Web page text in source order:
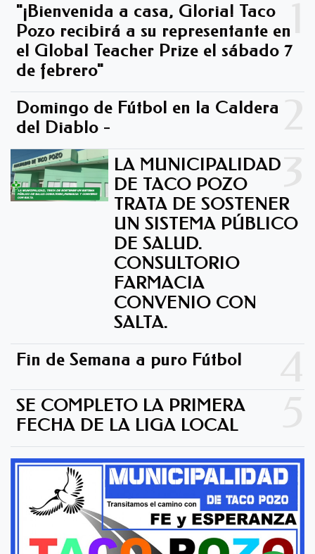
"¡Bienvenida a casa, Gloria! Taco
Pozo recibirá a su representante en
el Global Teacher Prize el sábado 7
de febrero"
Domingo de Fútbol en la Caldera
del Diablo -
LA MUNICIPALIDAD
DE TACO POZO
TRATA DE SOSTENER
UN SISTEMA PÚBLICO
DE SALUD.
CONSULTORIO
FARMACIA
CONVENIO CON
SALTA.
Fin de Semana a puro Fútbol
SE COMPLETO LA PRIMERA
FECHA DE LA LIGA LOCAL